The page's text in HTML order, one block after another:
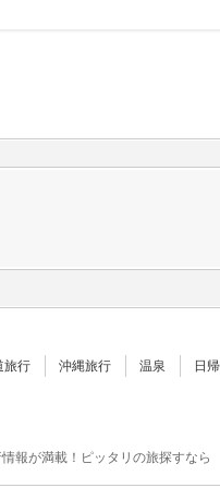
旅行 沖縄旅行 温泉 日
報が満載！ピッタリの旅探すな